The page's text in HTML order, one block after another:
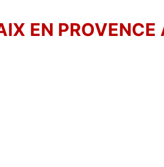
EN PROVENCE